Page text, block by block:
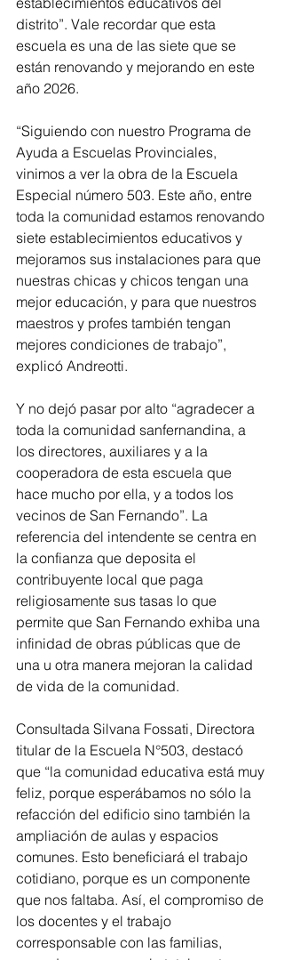
distrito”. Vale recordar que esta
escuela es una de las siete que se
están renovando y mejorando en este
año 2026.
“Siguiendo con nuestro Programa de
Ayuda a Escuelas Provinciales,
vinimos a ver la obra de la Escuela
Especial número 503. Este año, entre
toda la comunidad estamos renovando
siete establecimientos educativos y
mejoramos sus instalaciones para que
nuestras chicas y chicos tengan una
mejor educación, y para que nuestros
maestros y profes también tengan
mejores condiciones de trabajo”,
explicó Andreotti.
Y no dejó pasar por alto “agradecer a
toda la comunidad sanfernandina, a
los directores, auxiliares y a la
cooperadora de esta escuela que
hace mucho por ella, y a todos los
vecinos de San Fernando”. La
referencia del intendente se centra en
la confianza que deposita el
contribuyente local que paga
religiosamente sus tasas lo que
permite que San Fernando exhiba una
infinidad de obras públicas que de
una u otra manera mejoran la calidad
de vida de la comunidad.
Consultada Silvana Fossati, Directora
titular de la Escuela N°503, destacó
que “la comunidad educativa está muy
feliz, porque esperábamos no sólo la
refacción del edificio sino también la
ampliación de aulas y espacios
comunes. Esto beneficiará el trabajo
cotidiano, porque es un componente
que nos faltaba. Así, el compromiso de
los docentes y el trabajo
corresponsable con las familias,